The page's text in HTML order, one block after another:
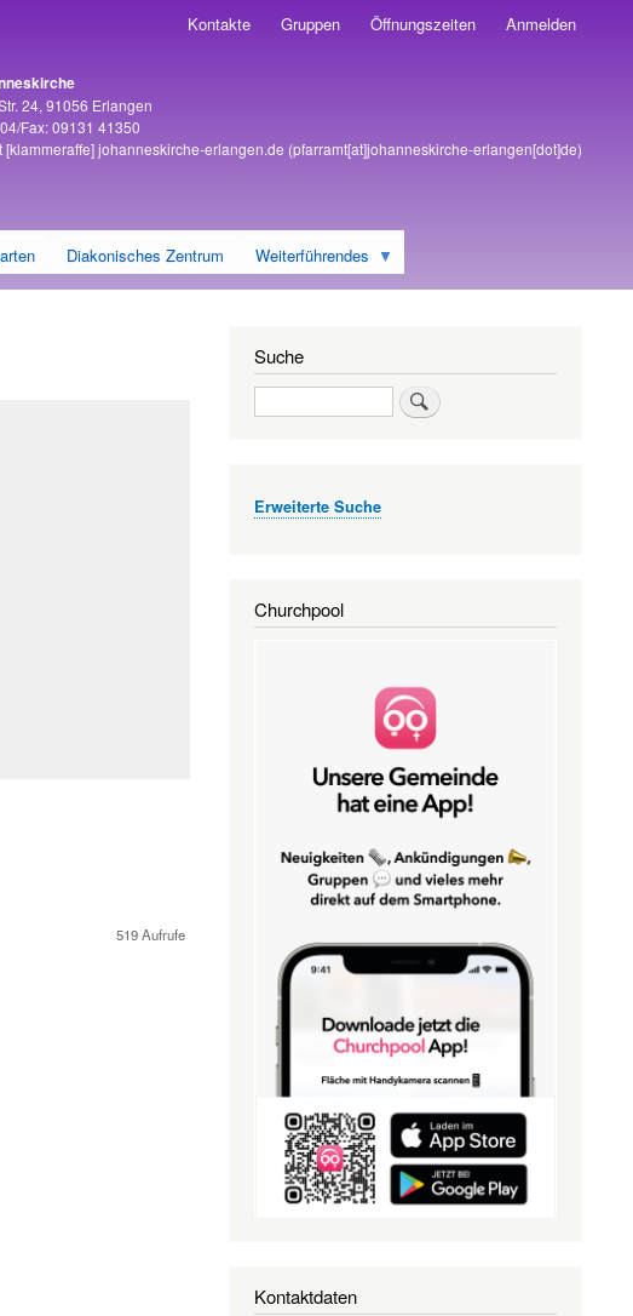
Kontakte Gruppen Öffnungszeiten Anmelden
24, 91056 Erlangen
Fax: 09131 41350
[klammeraffe]johanneskirche-erlangen.de (pfarramt[at]johanneskirche-erlangen[dot]de)
Diakonisches Zentrum Weiterführendes
519 Aufrufe
Suche
Suche
Erweiterte Suche
Churchpool
Kontaktdaten